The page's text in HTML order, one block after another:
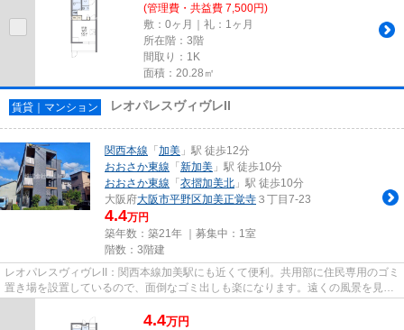
(管理費・共益費 7,500円)
敷：0ヶ月｜礼：1ヶ月
所在階：3階
間取り：1K
面積：20.28㎡
賃貸｜マンション レオパレスヴィヴレII
関西本線 「加美 」駅 徒歩12分
おおさか東線 「新加美 」駅 徒歩10分
おおさか東線 「衣摺加美北 」駅 徒歩10分
大阪府大阪市平野区加美正覚寺 ３丁目7-23
4.4万円
築年数：築21年 ｜募集中： 1室
階数：3階建
レオパレスヴィヴレII：関西本線加美駅にも近くて便利。共用部に住民専用のゴミ
置き場を設置しているので、面倒なゴミ出しも楽になります。遠くの風景を見つ
めることは視力回復にも繋...
4.4万円